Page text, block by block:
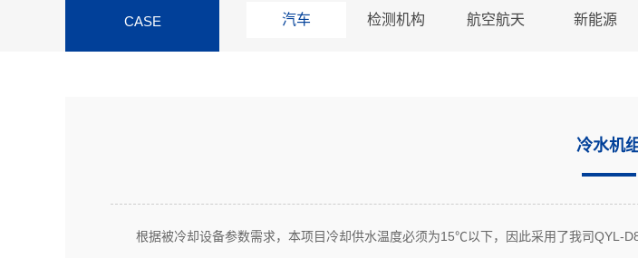
CASE 汽车 检测机构 航空航天 新能源
冷水机
根据被冷却设备参数需求，本项目冷却供水温度必须为15℃以下，因此采用了我司QYL-